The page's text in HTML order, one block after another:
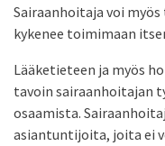
Sairaanhoitaja voi
kykenee toimimaan
Lääketieteen ja myös
tavoin sairaanhoitajan
osaamista.
asiantuntijoita, joita ei